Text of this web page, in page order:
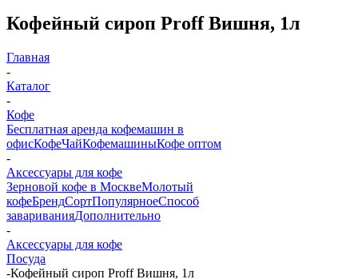
Кофейный сироп Proff Вишня, 1л
Главная
-
Каталог
-
Кофе
Бесплатная аренда кофемашин в
офисКофеЧайКофемашиныКофе оптом
-
Аксессуары для кофе
Зерновой кофе в МосквеМолотый
кофеБрендСортПопулярноеСпособ
завариванияДополнительно
-
Аксессуары для кофе
Посуда
-Кофейный сироп Proff Вишня, 1л